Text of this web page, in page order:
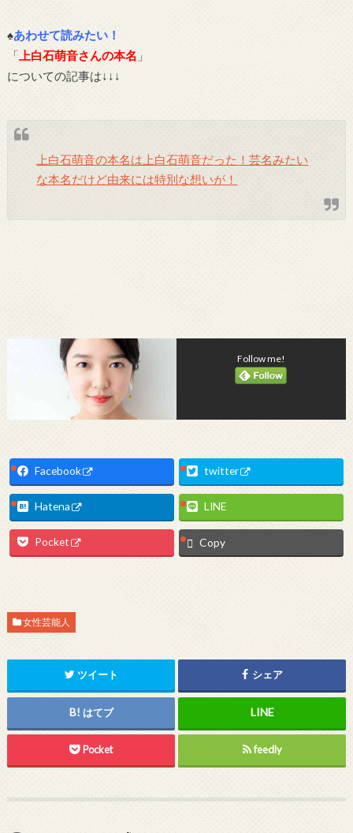
♠あわせて読みたい！
「 上白石萌音さんの本名 」
についての記事は↓↓↓
上白石萌音の本名は上白石萌音だった！芸名みたい
な本名だけど由来には特別な想いが！
Follow me!
Facebook twitter
Hatena LINE
Pocket Copy
女性芸能人
ツイート シェア
はてブ
Pocket feedly